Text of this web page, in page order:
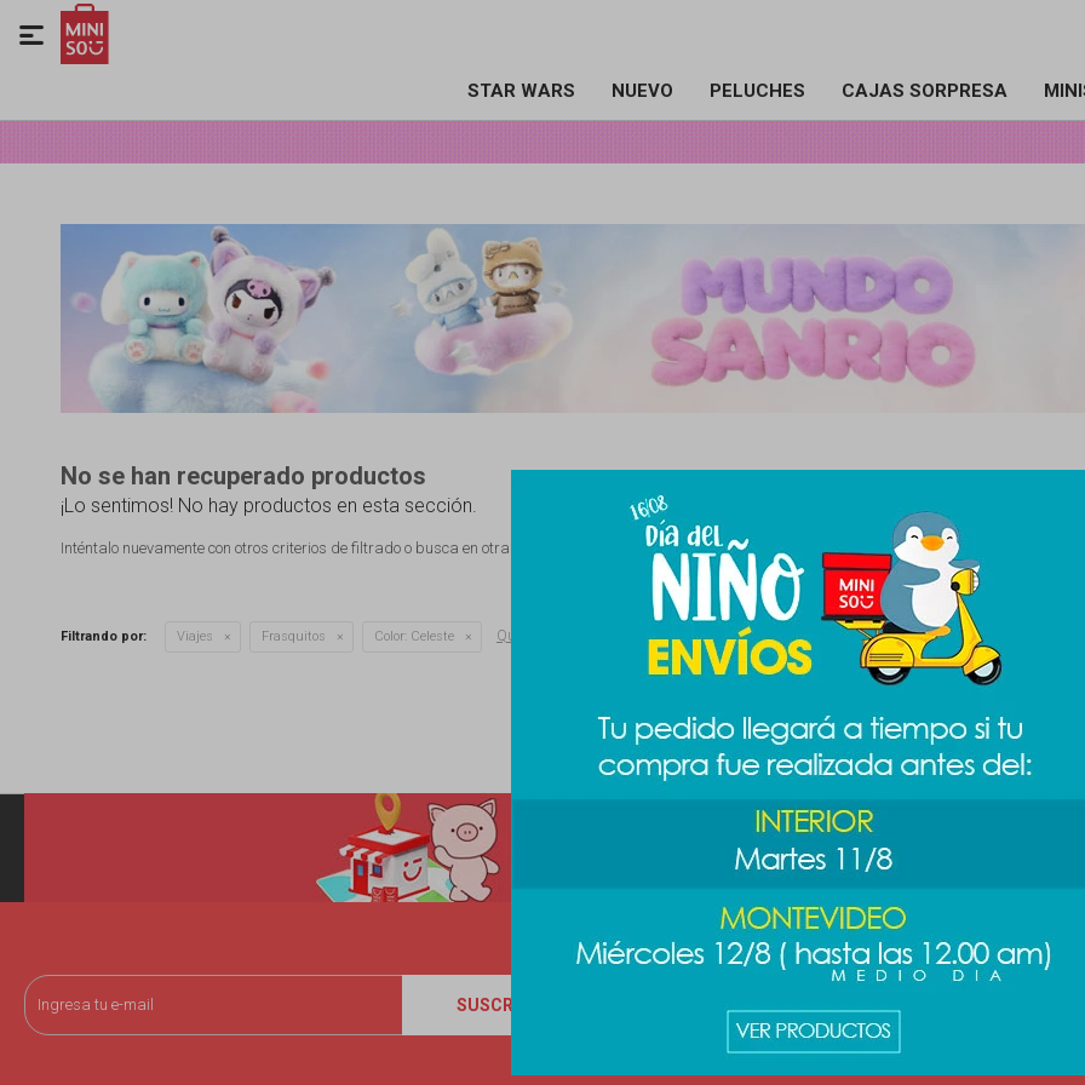
STAR WARS NUEVO PELUCHES CAJAS SORPRESA

No se han recuperado productos
¡Lo sentimos! No hay productos en esta sección.
Inténtalo nuevamente con otros criterios de filtrado o busca en otras secciones de nuestro catálogo.
Filtrando por: Viajes Frasquitos Color: Celeste Quitar filtros
SUSCRIBIRME